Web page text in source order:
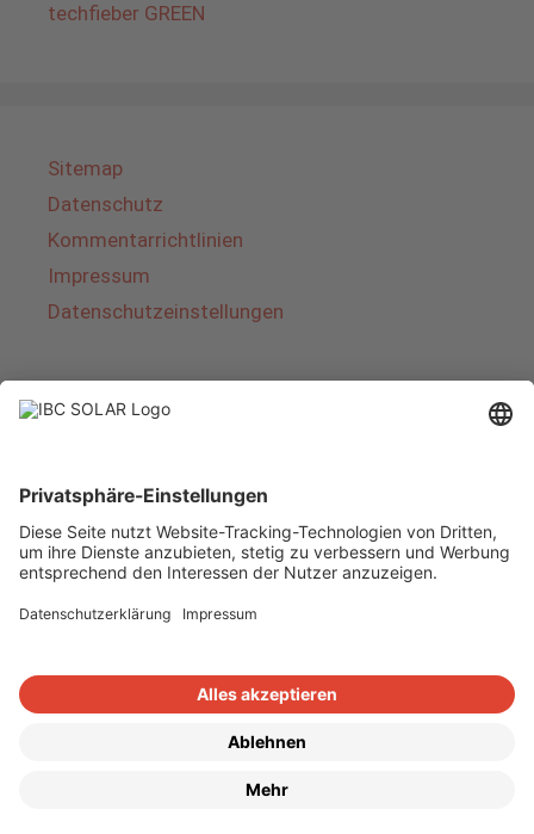
techfieber GREEN
Sitemap
Datenschutz
Kommentarrichtlinien
Impressum
Datenschutzeinstellungen
Über IBC SOLAR
von Energielösungen und Dienstleistungen im
Bereich Photovoltaik und Speicher. Das
Unternehmen bietet Komplettsysteme an und
deckt das gesamte Spektrum von der Planung
bis zur schlüsselfertigen Übergabe von
Energielösungen für Eigenheime, Gewerbe und
Industrie sowie Solarparks.